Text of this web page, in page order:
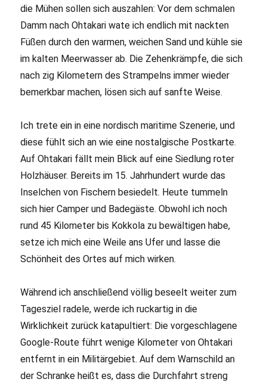
die Mühen sollen sich auszahlen: Vor dem schmalen
Damm nach Ohtakari wate ich endlich mit nackten
Füßen durch den warmen, weichen Sand und kühle sie
im kalten Meerwasser ab. Die Zehenkrämpfe, die sich
nach zig Kilometern des Strampelns immer wieder
bemerkbar machen, lösen sich auf sanfte Weise.
Ich trete ein in eine nordisch maritime Szenerie, und
diese fühlt sich an wie eine nostalgische Postkarte.
Auf Ohtakari fällt mein Blick auf eine Siedlung roter
Holzhäuser. Bereits im 15. Jahrhundert wurde das
Inselchen von Fischern besiedelt. Heute tummeln
sich hier Camper und Badegäste. Obwohl ich noch
rund 45 Kilometer bis Kokkola zu bewältigen habe,
setze ich mich eine Weile ans Ufer und lasse die
Schönheit des Ortes auf mich wirken.
Während ich anschließend völlig beseelt weiter zum
Tagesziel radele, werde ich ruckartig in die
Wirklichkeit zurück katapultiert: Die vorgeschlagene
Google-Route führt wenige Kilometer von Ohtakari
entfernt in ein Militärgebiet. Auf dem Warnschild an
der Schranke heißt es, dass die Durchfahrt streng